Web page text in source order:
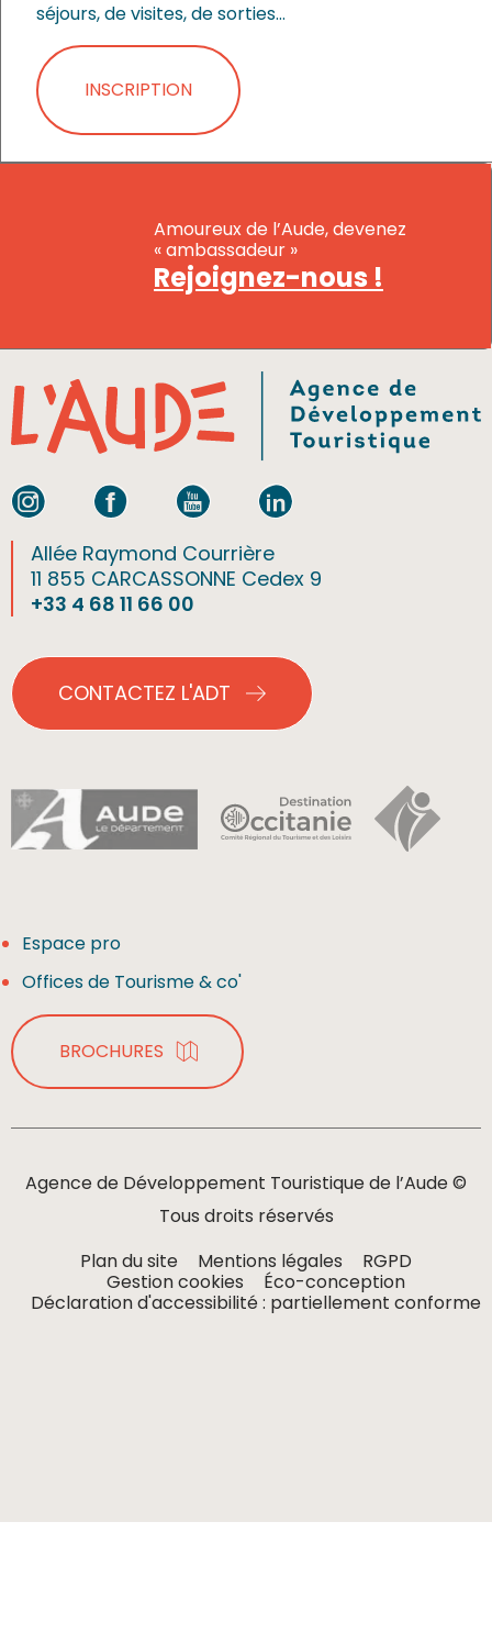
séjours, de visites, de sorties…
INSCRIPTION
Amoureux de l’Aude, devenez
« ambassadeur »
Rejoignez-nous !
Allée Raymond Courrière
11 855 CARCASSONNE Cedex 9
+33 4 68 11 66 00
CONTACTEZ L'ADT
Espace pro
Offices de Tourisme & co'
BROCHURES
Agence de Développement Touristique de l’Aude ©
Tous droits réservés
Plan du site
Mentions légales
RGPD
Gestion cookies
Éco-conception
Déclaration d'accessibilité : partiellement conforme